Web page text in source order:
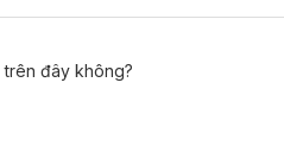
đây không?